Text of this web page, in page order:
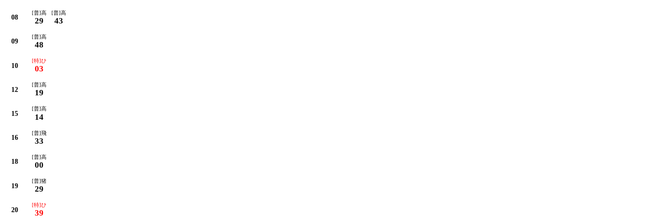
08
[普]高
29
[普]高
43
09
[普]高
48
10
[特]ひ
03
12
[普]高
19
15
[普]高
14
16
[普]飛
33
18
[普]高
00
19
[普]猪
29
20
[特]ひ
39